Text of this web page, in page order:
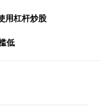
用杠杆炒股
低